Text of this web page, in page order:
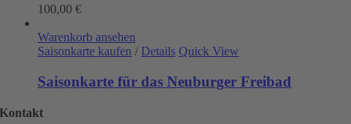
100,00 €
Warenkorb ansehen
Saisonkarte kaufen / Details Quick View
Saisonkarte für das Neuburger Freibad
Kontakt